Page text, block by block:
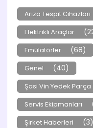
Arıza Tespit Cihazları
Elektrikli Araçlar
Emülatörler (68)
Genel (40)
Şasi Vin Yedek
Servis Ekipmanları
Şirket Haberleri (3)